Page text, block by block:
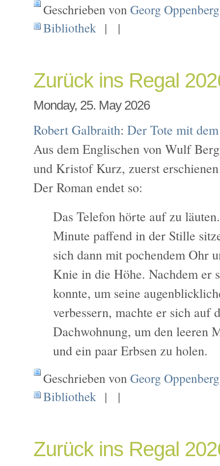
Geschrieben vonGeorg Oppenberg
Bibliothek | |
Zurück ins Regal
Monday, 25. May 2026
Robert Galbraith:Der Tote mit
Aus dem Englischen von Wulf
und Kristof Kurz, zuerst
Der Roman endet so:
Das Telefon hörte auf zu
Minute paffend in der Stille
sich dann mit pochendem Ohr
Knie in die Höhe. Nachdem er
konnte, um seine
verbessern, machte er sich auf
Dachwohnung, um den leeren
und ein paar Erbsen zu holen.
Geschrieben vonGeorg Oppenberg
Bibliothek | |
Zurück ins Regal